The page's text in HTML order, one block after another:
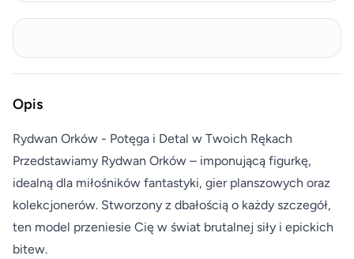
Opis
Rydwan Orków - Potęga i Detal w Twoich Rękach
Przedstawiamy Rydwan Orków – imponującą figurkę,
idealną dla miłośników fantastyki, gier planszowych oraz
kolekcjonerów. Stworzony z dbałością o każdy szczegół,
ten model przeniesie Cię w świat brutalnej siły i epickich
bitew.